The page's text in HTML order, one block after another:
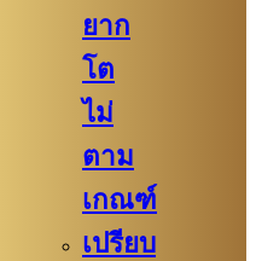
ยาก
โต
ไม่
ตาม
เกณฑ์
เปรียบ